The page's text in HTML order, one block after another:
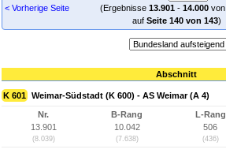
< Vorherige Seite
(Ergebnisse 13.901- 14.000von
auf Seite 140 von 143)
Abschnitt
K 601 Weimar-Südstadt (K 600) - AS Weimar (A 4)
Nr.
13.901
(8.039)
B-Rang
10.042
(7.638)
L-Rang
506
(436)